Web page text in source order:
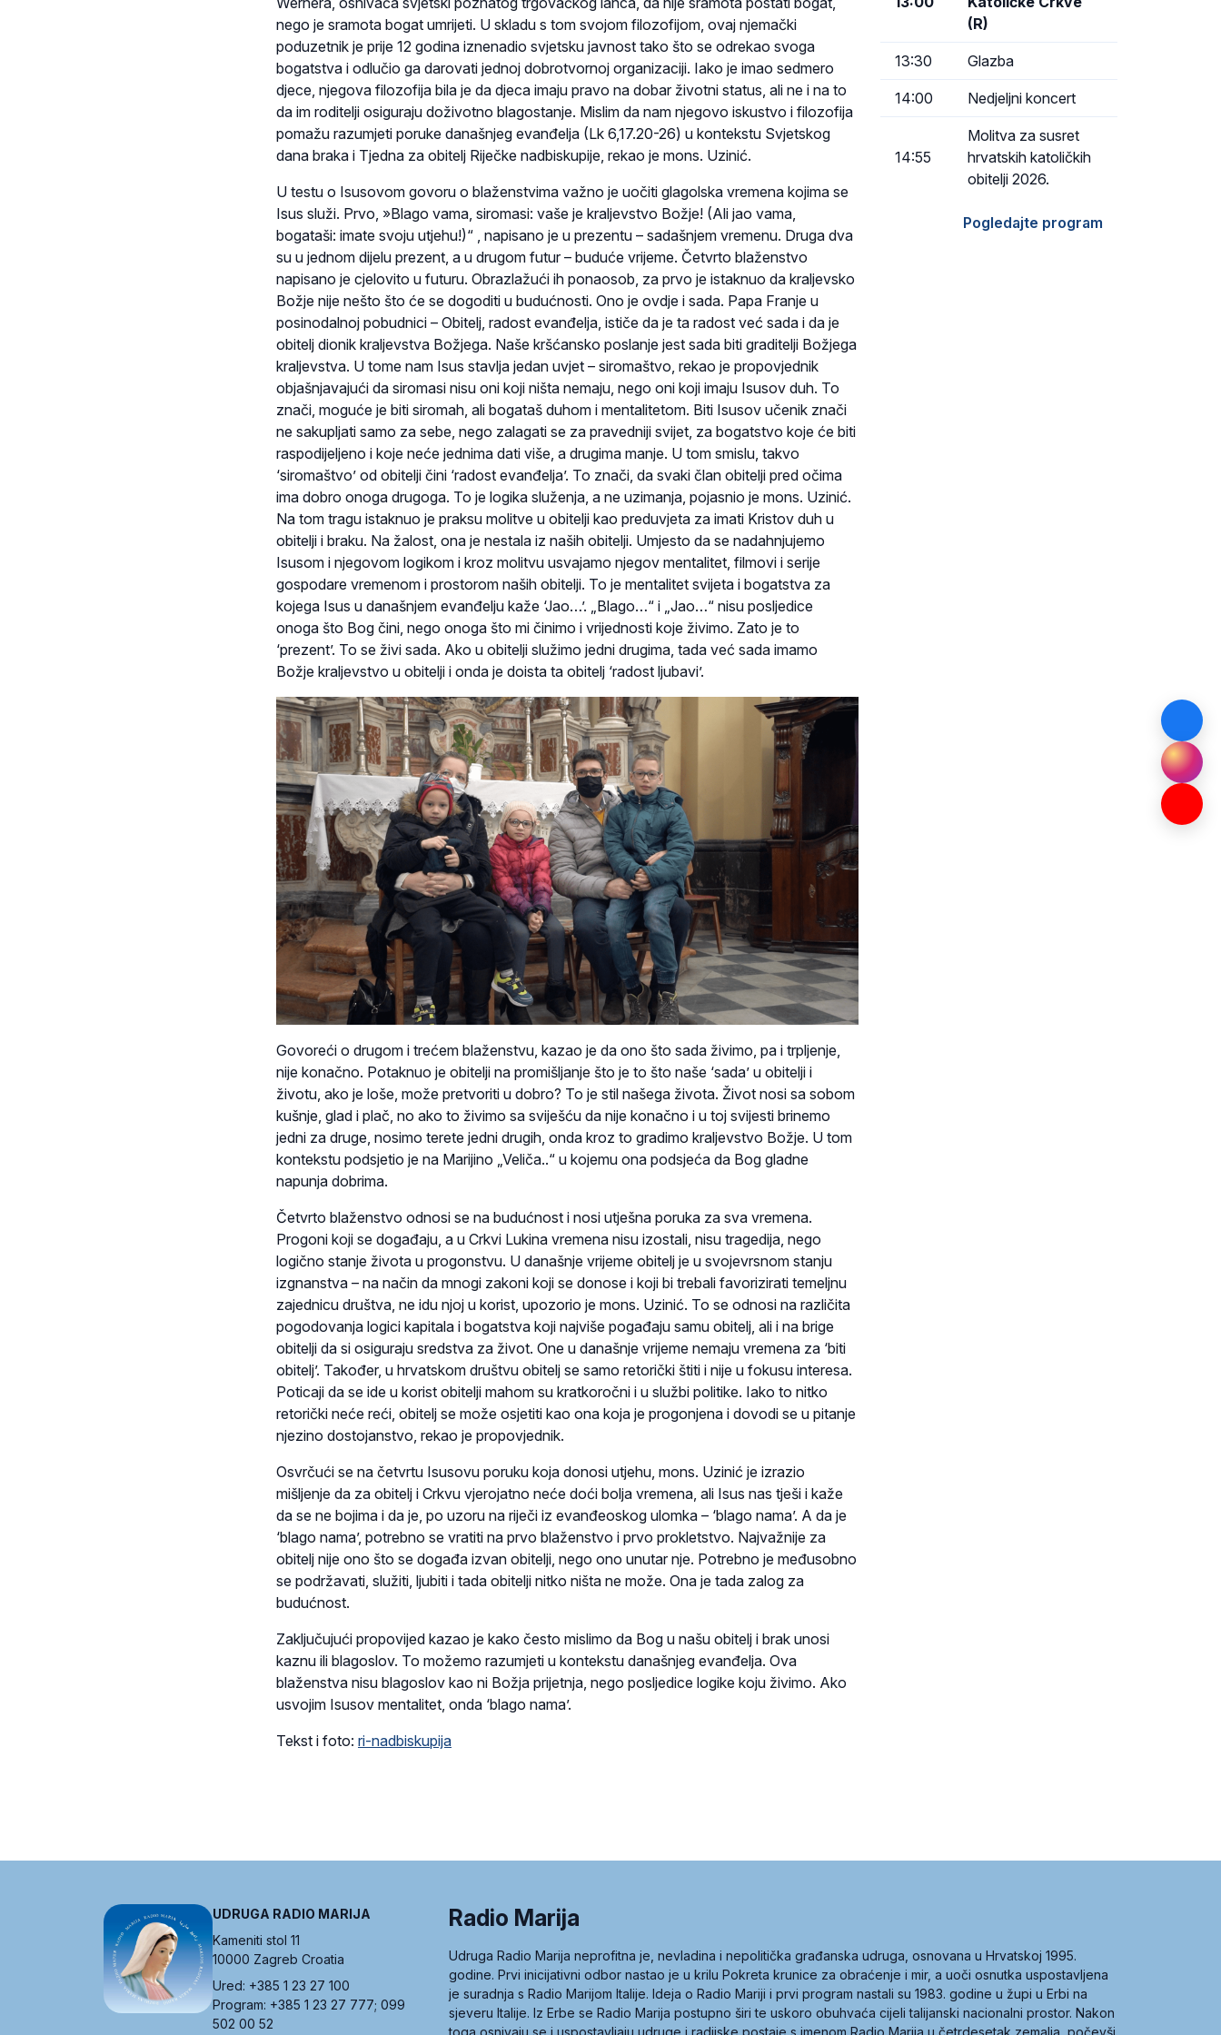
nego je sramota bogat umrijeti. U skladu s tom svojom filozofijom, ovaj njemački
poduzetnik je prije 12 godina iznenadio svjetsku javnost tako što se odrekao svoga
bogatstva i odlučio ga darovati jednoj dobrotvornoj organizaciji. Iako je imao sedmero
djece, njegova filozofija bila je da djeca imaju pravo na dobar životni status, ali ne i na to
da im roditelji osiguraju doživotno blagostanje. Mislim da nam njegovo iskustvo i filozofija
pomažu razumjeti poruke današnjeg evanđelja (Lk 6,17.20-26) u kontekstu Svjetskog
dana braka i Tjedna za obitelj Riječke nadbiskupije, rekao je mons. Uzinić.
U testu o Isusovom govoru o blaženstvima važno je uočiti glagolska vremena kojima se
Isus služi. Prvo, »Blago vama, siromasi: vaše je kraljevstvo Božje! (Ali jao vama,
bogataši: imate svoju utjehu!)“ , napisano je u prezentu – sadašnjem vremenu. Druga dva
su u jednom dijelu prezent, a u drugom futur – buduće vrijeme. Četvrto blaženstvo
napisano je cjelovito u futuru. Obrazlažući ih ponaosob, za prvo je istaknuo da kraljevsko
Božje nije nešto što će se dogoditi u budućnosti. Ono je ovdje i sada. Papa Franje u
posinodalnoj pobudnici – Obitelj, radost evanđelja, ističe da je ta radost već sada i da je
obitelj dionik kraljevstva Božjega. Naše kršćansko poslanje jest sada biti graditelji Božjega
kraljevstva. U tome nam Isus stavlja jedan uvjet – siromaštvo, rekao je propovjednik
objašnjavajući da siromasi nisu oni koji ništa nemaju, nego oni koji imaju Isusov duh. To
znači, moguće je biti siromah, ali bogataš duhom i mentalitetom. Biti Isusov učenik znači
ne sakupljati samo za sebe, nego zalagati se za pravedniji svijet, za bogatstvo koje će biti
raspodijeljeno i koje neće jednima dati više, a drugima manje. U tom smislu, takvo
‘siromaštvo’ od obitelji čini ‘radost evanđelja’. To znači, da svaki član obitelji pred očima
ima dobro onoga drugoga. To je logika služenja, a ne uzimanja, pojasnio je mons. Uzinić.
Na tom tragu istaknuo je praksu molitve u obitelji kao preduvjeta za imati Kristov duh u
obitelji i braku. Na žalost, ona je nestala iz naših obitelji. Umjesto da se nadahnjujemo
Isusom i njegovom logikom i kroz molitvu usvajamo njegov mentalitet, filmovi i serije
gospodare vremenom i prostorom naših obitelji. To je mentalitet svijeta i bogatstva za
kojega Isus u današnjem evanđelju kaže ‘Jao…’. „Blago…“ i „Jao…“ nisu posljedice
onoga što Bog čini, nego onoga što mi činimo i vrijednosti koje živimo. Zato je to
‘prezent’. To se živi sada. Ako u obitelji služimo jedni drugima, tada već sada imamo
Božje kraljevstvo u obitelji i onda je doista ta obitelj ‘radost ljubavi’.
Govoreći o drugom i trećem blaženstvu, kazao je da ono što sada živimo, pa i trpljenje,
nije konačno. Potaknuo je obitelji na promišljanje što je to što naše ‘sada’ u obitelji i
životu, ako je loše, može pretvoriti u dobro? To je stil našega života. Život nosi sa sobom
kušnje, glad i plač, no ako to živimo sa sviješću da nije konačno i u toj svijesti brinemo
jedni za druge, nosimo terete jedni drugih, onda kroz to gradimo kraljevstvo Božje. U tom
kontekstu podsjetio je na Marijino „Veliča..“ u kojemu ona podsjeća da Bog gladne
napunja dobrima.
Četvrto blaženstvo odnosi se na budućnost i nosi utješna poruka za sva vremena.
Progoni koji se događaju, a u Crkvi Lukina vremena nisu izostali, nisu tragedija, nego
logično stanje života u progonstvu. U današnje vrijeme obitelj je u svojevrsnom stanju
izgnanstva – na način da mnogi zakoni koji se donose i koji bi trebali favorizirati temeljnu
zajednicu društva, ne idu njoj u korist, upozorio je mons. Uzinić. To se odnosi na različita
pogodovanja logici kapitala i bogatstva koji najviše pogađaju samu obitelj, ali i na brige
obitelji da si osiguraju sredstva za život. One u današnje vrijeme nemaju vremena za ‘biti
obitelj’. Također, u hrvatskom društvu obitelj se samo retorički štiti i nije u fokusu interesa.
Poticaji da se ide u korist obitelji mahom su kratkoročni i u službi politike. Iako to nitko
retorički neće reći, obitelj se može osjetiti kao ona koja je progonjena i dovodi se u pitanje
njezino dostojanstvo, rekao je propovjednik.
Osvrčući se na četvrtu Isusovu poruku koja donosi utjehu, mons. Uzinić je izrazio
mišljenje da za obitelj i Crkvu vjerojatno neće doći bolja vremena, ali Isus nas tješi i kaže
da se ne bojima i da je, po uzoru na riječi iz evanđeoskog ulomka – ‘blago nama’. A da je
‘blago nama’, potrebno se vratiti na prvo blaženstvo i prvo prokletstvo. Najvažnije za
obitelj nije ono što se događa izvan obitelji, nego ono unutar nje. Potrebno je međusobno
se podržavati, služiti, ljubiti i tada obitelji nitko ništa ne može. Ona je tada zalog za
budućnost.
Zaključujući propovijed kazao je kako često mislimo da Bog u našu obitelj i brak unosi
kaznu ili blagoslov. To možemo razumjeti u kontekstu današnjeg evanđelja. Ova
blaženstva nisu blagoslov kao ni Božja prijetnja, nego posljedice logike koju živimo. Ako
usvojim Isusov mentalitet, onda ‘blago nama’.
Tekst i foto: ri-nadbiskupija
(R)
13:30 Glazba
14:00 Nedjeljni koncert
14:55
Molitva za susret
hrvatskih katoličkih
obitelji 2026.
Pogledajte program
UDRUGA RADIO MARIJA
Kameniti stol 11
10000 Zagreb Croatia
Ured: +385 1 23 27 100
Program: +385 1 23 27 777; 099
502 00 52
Radio Marija
Udruga Radio Marija neprofitna je, nevladina i nepolitička građanska udruga, osnovana u Hrvatskoj 1995.
godine. Prvi inicijativni odbor nastao je u krilu Pokreta krunice za obraćenje i mir, a uoči osnutka uspostavljena
je suradnja s Radio Marijom Italije. Ideja o Radio Mariji i prvi program nastali su 1983. godine u župi u Erbi na
sjeveru Italije. Iz Erbe se Radio Marija postupno širi te uskoro obuhvaća cijeli talijanski nacionalni prostor. Nakon